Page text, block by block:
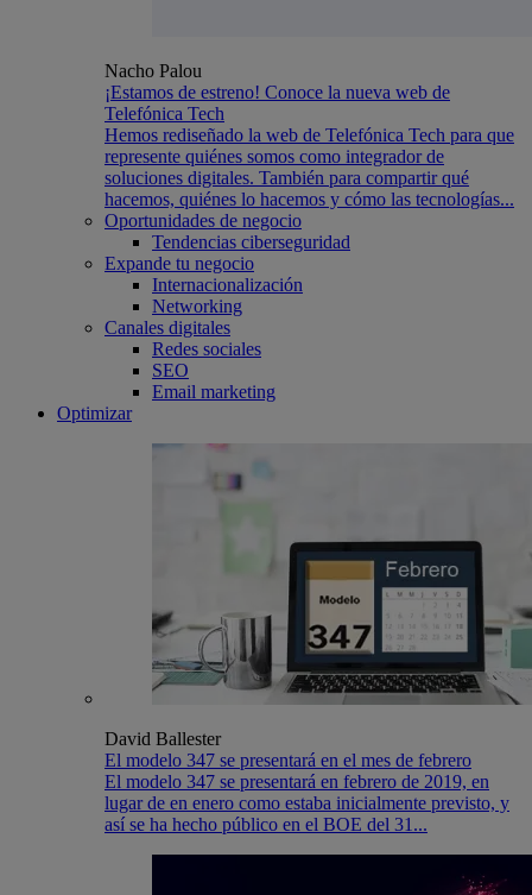
Nacho Palou
¡Estamos de estreno! Conoce la nueva web de
Telefónica Tech
Hemos rediseñado la web de Telefónica Tech para que
represente quiénes somos como integrador de
soluciones digitales. También para compartir qué
hacemos, quiénes lo hacemos y cómo las tecnologías...
Oportunidades de negocio
Tendencias ciberseguridad
Expande tu negocio
Internacionalización
Networking
Canales digitales
Redes sociales
SEO
Email marketing
Optimizar
David Ballester
El modelo 347 se presentará en el mes de febrero
El modelo 347 se presentará en febrero de 2019, en
lugar de en enero como estaba inicialmente previsto, y
así se ha hecho público en el BOE del 31...